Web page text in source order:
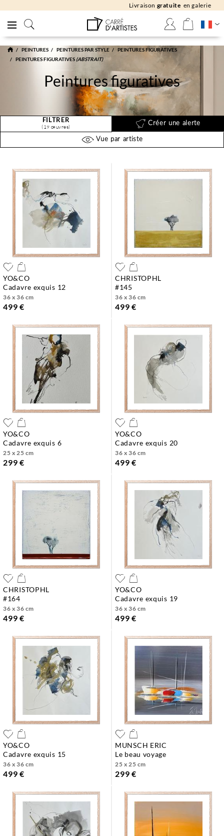
en galerie
PEINTURES PEINTURES PAR STYLE
PEINTURES FIGURATIVES
PEINTURES FIGURATIVES (ABSTRAIT)
Peintures figuratives
FILTRER
(19 œuvres)
Créer une alerte
Vue par artiste
YO&CO
cadavre exquis 12
36 x 36 cm
499 €
CHRISTOPHL
#145
36 x 36 cm
499 €
YO&CO
cadavre exquis 6
25 x 25 cm
299 €
YO&CO
cadavre exquis 20
36 x 36 cm
499 €
CHRISTOPHL
#164
36 x 36 cm
499 €
YO&CO
cadavre exquis 19
36 x 36 cm
499 €
YO&CO
cadavre exquis 15
36 x 36 cm
499 €
MUNSCH ERIC
le beau voyage
25 x 25 cm
299 €